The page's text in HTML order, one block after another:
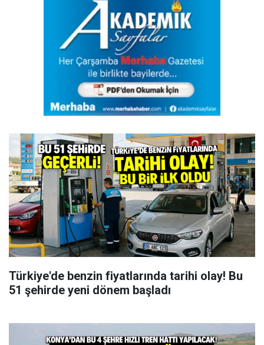
Türkiye'de benzin fiyatlarında tarihi olay! Bu
51 şehirde yeni dönem başladı